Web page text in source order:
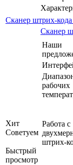
Сканер штрих-
Хит
Советуем
Быстрый
просмотр
Сканер
Наши
рабочих
Работа с
штрих-